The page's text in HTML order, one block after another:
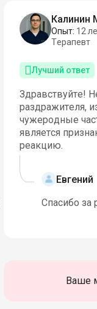
Калинин
Опыт: 12
Терапевт
Лучший ответ
Здравствуйте!
раздражителя,
чужеродные
является
реакцию.
Евгений
Спасибо за
Ваше